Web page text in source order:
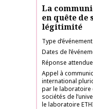
La
en quête de
légitimité
Type d’événement
Dates de
Réponse
Appel à
international
par le laboratoire
sociétés de
le laboratoire